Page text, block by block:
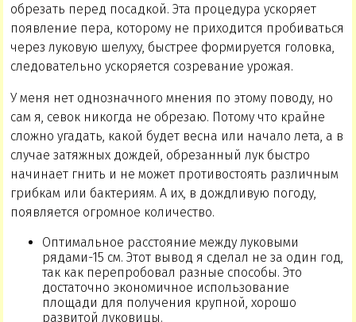
обрезать перед посадкой. Эта процедура ускоряет
появление пера, которому не приходится пробиваться
через луковую шелуху, быстрее формируется головка,
следовательно ускоряется созревание урожая.
У меня нет однозначного мнения по этому поводу, но
сам я, севок никогда не обрезаю. Потому что крайне
сложно угадать, какой будет весна или начало лета, а в
случае затяжных дождей, обрезанный лук быстро
начинает гнить и не может противостоять различным
грибкам или бактериям. А их, в дождливую погоду,
появляется огромное количество.
Оптимальное расстояние между луковыми
рядами-15 см. Этот вывод я сделал не за один год,
так как перепробовал разные способы. Это
достаточно экономичное использование
площади для получения крупной, хорошо
развитой луковицы.